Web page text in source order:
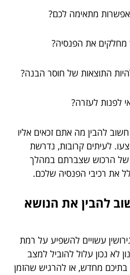
להבין מה אתם זכאים אליו
לעיתים קרובות, נדרשת
של הרכוש שצברתם במהלך
את רכיבי הפנסיה שלכם.
להבין את הנושא
עשויים להשפיע על רמת
לא נכון עלול להוביל למצב
מחדש, או להרגיש שהזמן